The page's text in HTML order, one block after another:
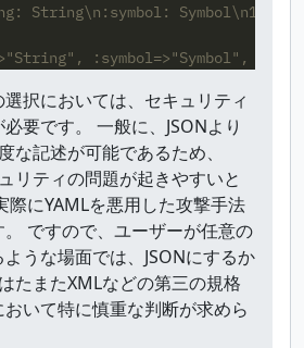
String\n:symbol: Symbol\n1:
:symbol=>"Symbol",
択においては、セキュリティ
要です。 一般に、JSONより
な記述が可能であるため、
リティの問題が起きやすいと
際にYAMLを悪用した攻撃手法
ですので、ユーザーが任意の
うな場面では、JSONにするか
たまたXMLなどの第三の規格
いて特に慎重な判断が求めら